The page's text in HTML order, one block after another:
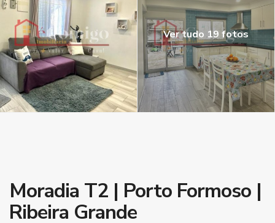
Ver tudo 19 fotos
Moradia T2 | Porto Formoso |
Ribeira Grande